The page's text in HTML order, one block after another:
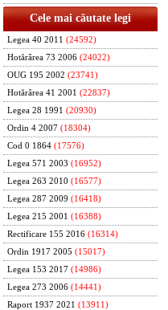
Cele mai căutate legi
Legea 40 2011 (24592)
Hotărârea 73 2006 (24022)
OUG 195 2002 (23741)
Hotărârea 41 2001 (22837)
Legea 28 1991 (20930)
Ordin 4 2007 (18304)
Cod 0 1864 (17576)
Legea 571 2003 (16952)
Legea 263 2010 (16577)
Legea 287 2009 (16418)
Legea 215 2001 (16388)
Rectificare 155 2016 (16314)
Ordin 1917 2005 (15017)
Legea 153 2017 (14986)
Legea 273 2006 (14441)
Raport 1937 2021 (13911)